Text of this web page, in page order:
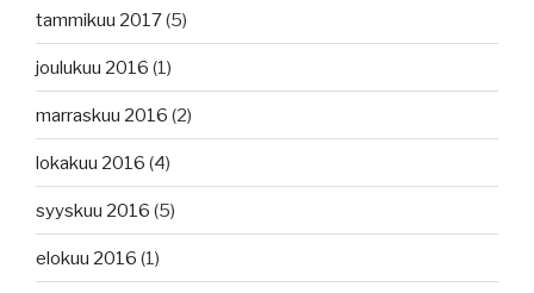
tammikuu 2017(5)
joulukuu 2016 (1)
marraskuu 2016 (2)
lokakuu 2016 (4)
syyskuu 2016 (5)
elokuu 2016 (1)